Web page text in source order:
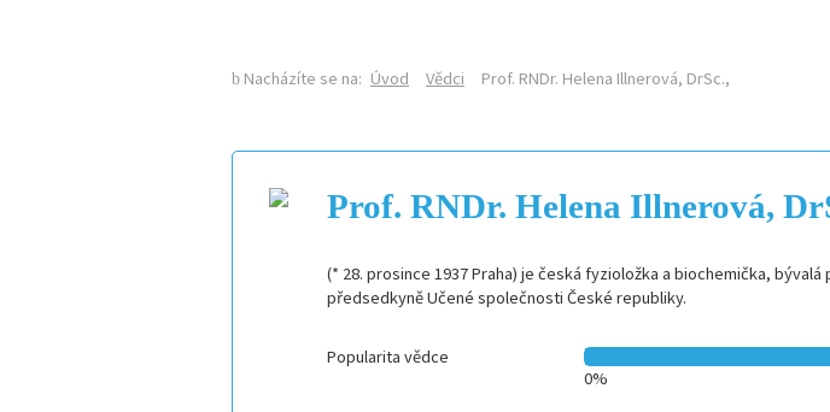
Nacházíte se na: Úvod Vědci Prof. RNDr. Helena Illnerová, DrSc.,
Prof. RNDr. Helena Illnerová,
(* 28. prosince 1937 Praha) je česká fyzioložka a biochemička,
předsedkyně Učené společnosti České republiky.
Popularita vědce
0%